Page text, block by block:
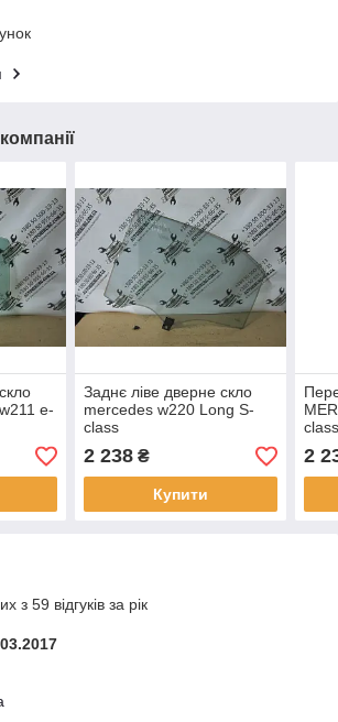
e-
Заднє ліве дверне скло
mercedes w220 Long S-
class
2 238₴
Купити
2
з 59 відгуків за рік